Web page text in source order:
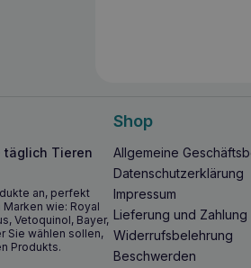
täglich Tieren
an, perfekt
wie: Royal
Vetoquinol, Bayer,
Sie wählen sollen,
Produkts.
Shop
Allgemeine
Datenschutzerklärung
Impressum
Lieferung und Zahlung
Widerrufsbelehrung
Beschwerden